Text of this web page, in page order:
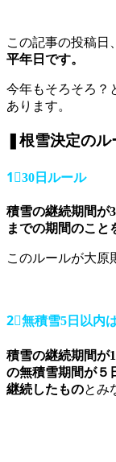
この記事の投稿日
平年日です。
今年もそろそろ？
あります。
❚根雪決定のル
1⃣30日ルール
積雪の継続期間が
までの期間のこと
このルールが大原
2⃣無積雪5日以内
積雪の継続期間が
の無積雪期間が５
継続したものとみ